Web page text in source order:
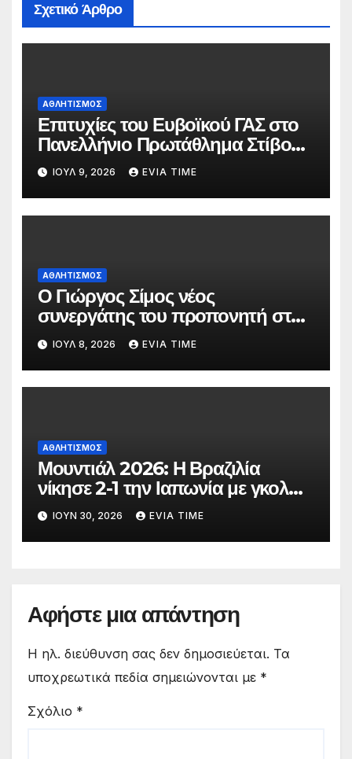
Σχετικό Άρθρο
ΑΘΛΗΤΙΣΜΟΣ
Επιτυχίες του Ευβοϊκού ΓΑΣ στο
Πανελλήνιο Πρωτάθλημα Στίβου
Κ20
ΙΟΎΛ 9, 2026 EVIA TIME
ΑΘΛΗΤΙΣΜΟΣ
Ο Γιώργος Σίμος νέος
συνεργάτης του προπονητή στην
ανδρική ομάδα της ΑΓΕΧ
ΙΟΎΛ 8, 2026 EVIA TIME
ΑΘΛΗΤΙΣΜΟΣ
Μουντιάλ 2026: Η Βραζιλία
νίκησε 2-1 την Ιαπωνία με γκολ
στο 90′ λεπτό
ΙΟΎΝ 30, 2026 EVIA TIME
Αφήστε μια απάντηση
Η ηλ. διεύθυνση σας δεν δημοσιεύεται. Τα
υποχρεωτικά πεδία σημειώνονται με *
Σχόλιο *